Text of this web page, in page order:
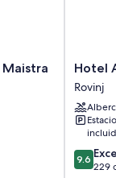
Hotel
Rovinj
Hotel
Rovinj
9.6
de
9.6
229